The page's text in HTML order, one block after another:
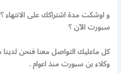
و اوشكت مدة اشتراكك على الانتهاء
سبورت الآن ؟
كل ماعليك التواصل معنا فنحن
وكلاء بن سبورت منذ اعوام .